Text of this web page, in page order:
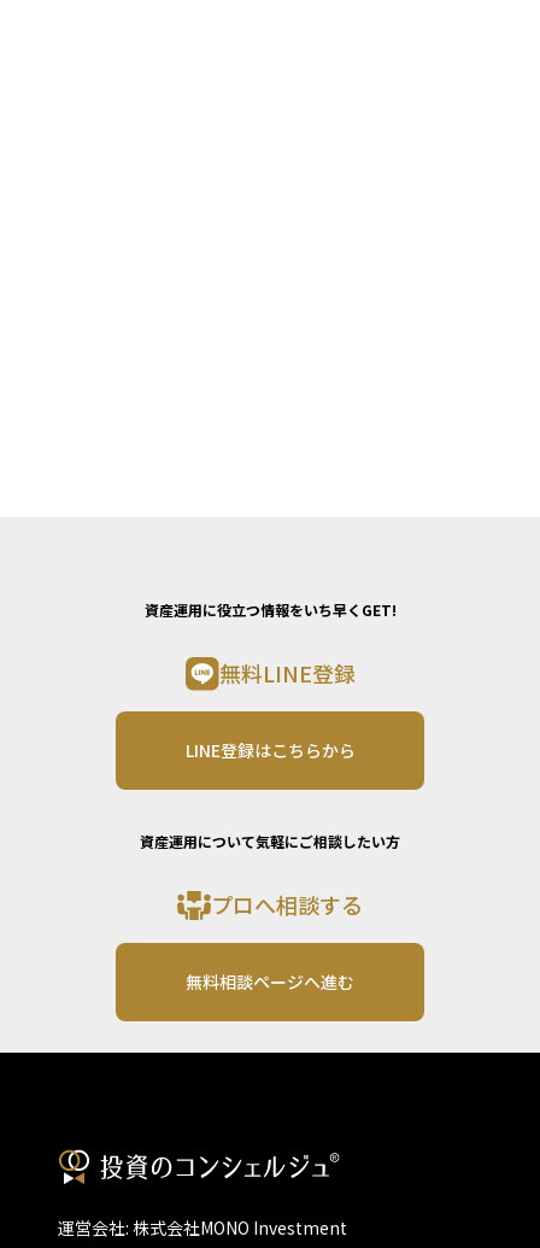
資産運用に役立つ情報をいち早くGET!
無料LINE登録
LINE登録はこちらから
資産運用について気軽にご相談したい方
プロへ相談する
無料相談ページへ進む
運営会社: 株式会社MONO Investment